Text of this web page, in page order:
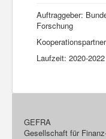
Gesellschafter
Netzwerk
Auftraggeber:
Forschung
Laufzeit: 2020-2022
GEFRA
Gesellschaft für